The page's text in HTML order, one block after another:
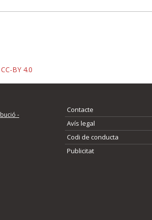
BY 4.0
-
Contacte
Avís legal
Codi de conducta
Publicitat